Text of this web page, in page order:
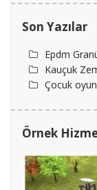
Son Yazılar
Epdm
Kauçuk
Çocuk
Örnek